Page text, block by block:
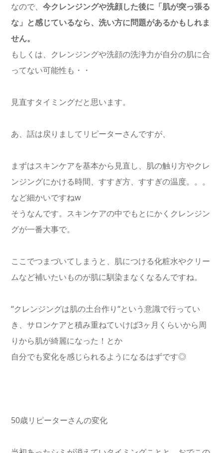
なので、 今クレンジングや洗顔した後に「肌が突っ張る
な」と感じているなら、洗い方に問題があるかもしれま
せん。
もしくは、クレンジングや洗顔の洗浄力が自分の肌に合
ってない可能性も・・
見直すタイミングだと思います。
あ、話は戻りましてリピーターさんですが、
まずはスキンケアを基本から見直し、肌の触り方やクレ
ンジングにかける時間、すすぎ方、すすぎの温度。。。
など細かいですねw
そうなんです。スキンケアの中でもとにかくクレンジン
グが一番大事で。
ここでつまづいてしまうと、肌につける化粧水やクリー
ムなど補いたいものが肌に馴染まなくなるんですね。
“クレンジングは肌の土台作り“という意識で行ってい
き、サロンケアと積み重ねていけば3ヶ月くらいから周
りから肌が綺麗になった！とか
自分でも変化を感じられるようになるはずです◎
50歳リピーターさんの変化